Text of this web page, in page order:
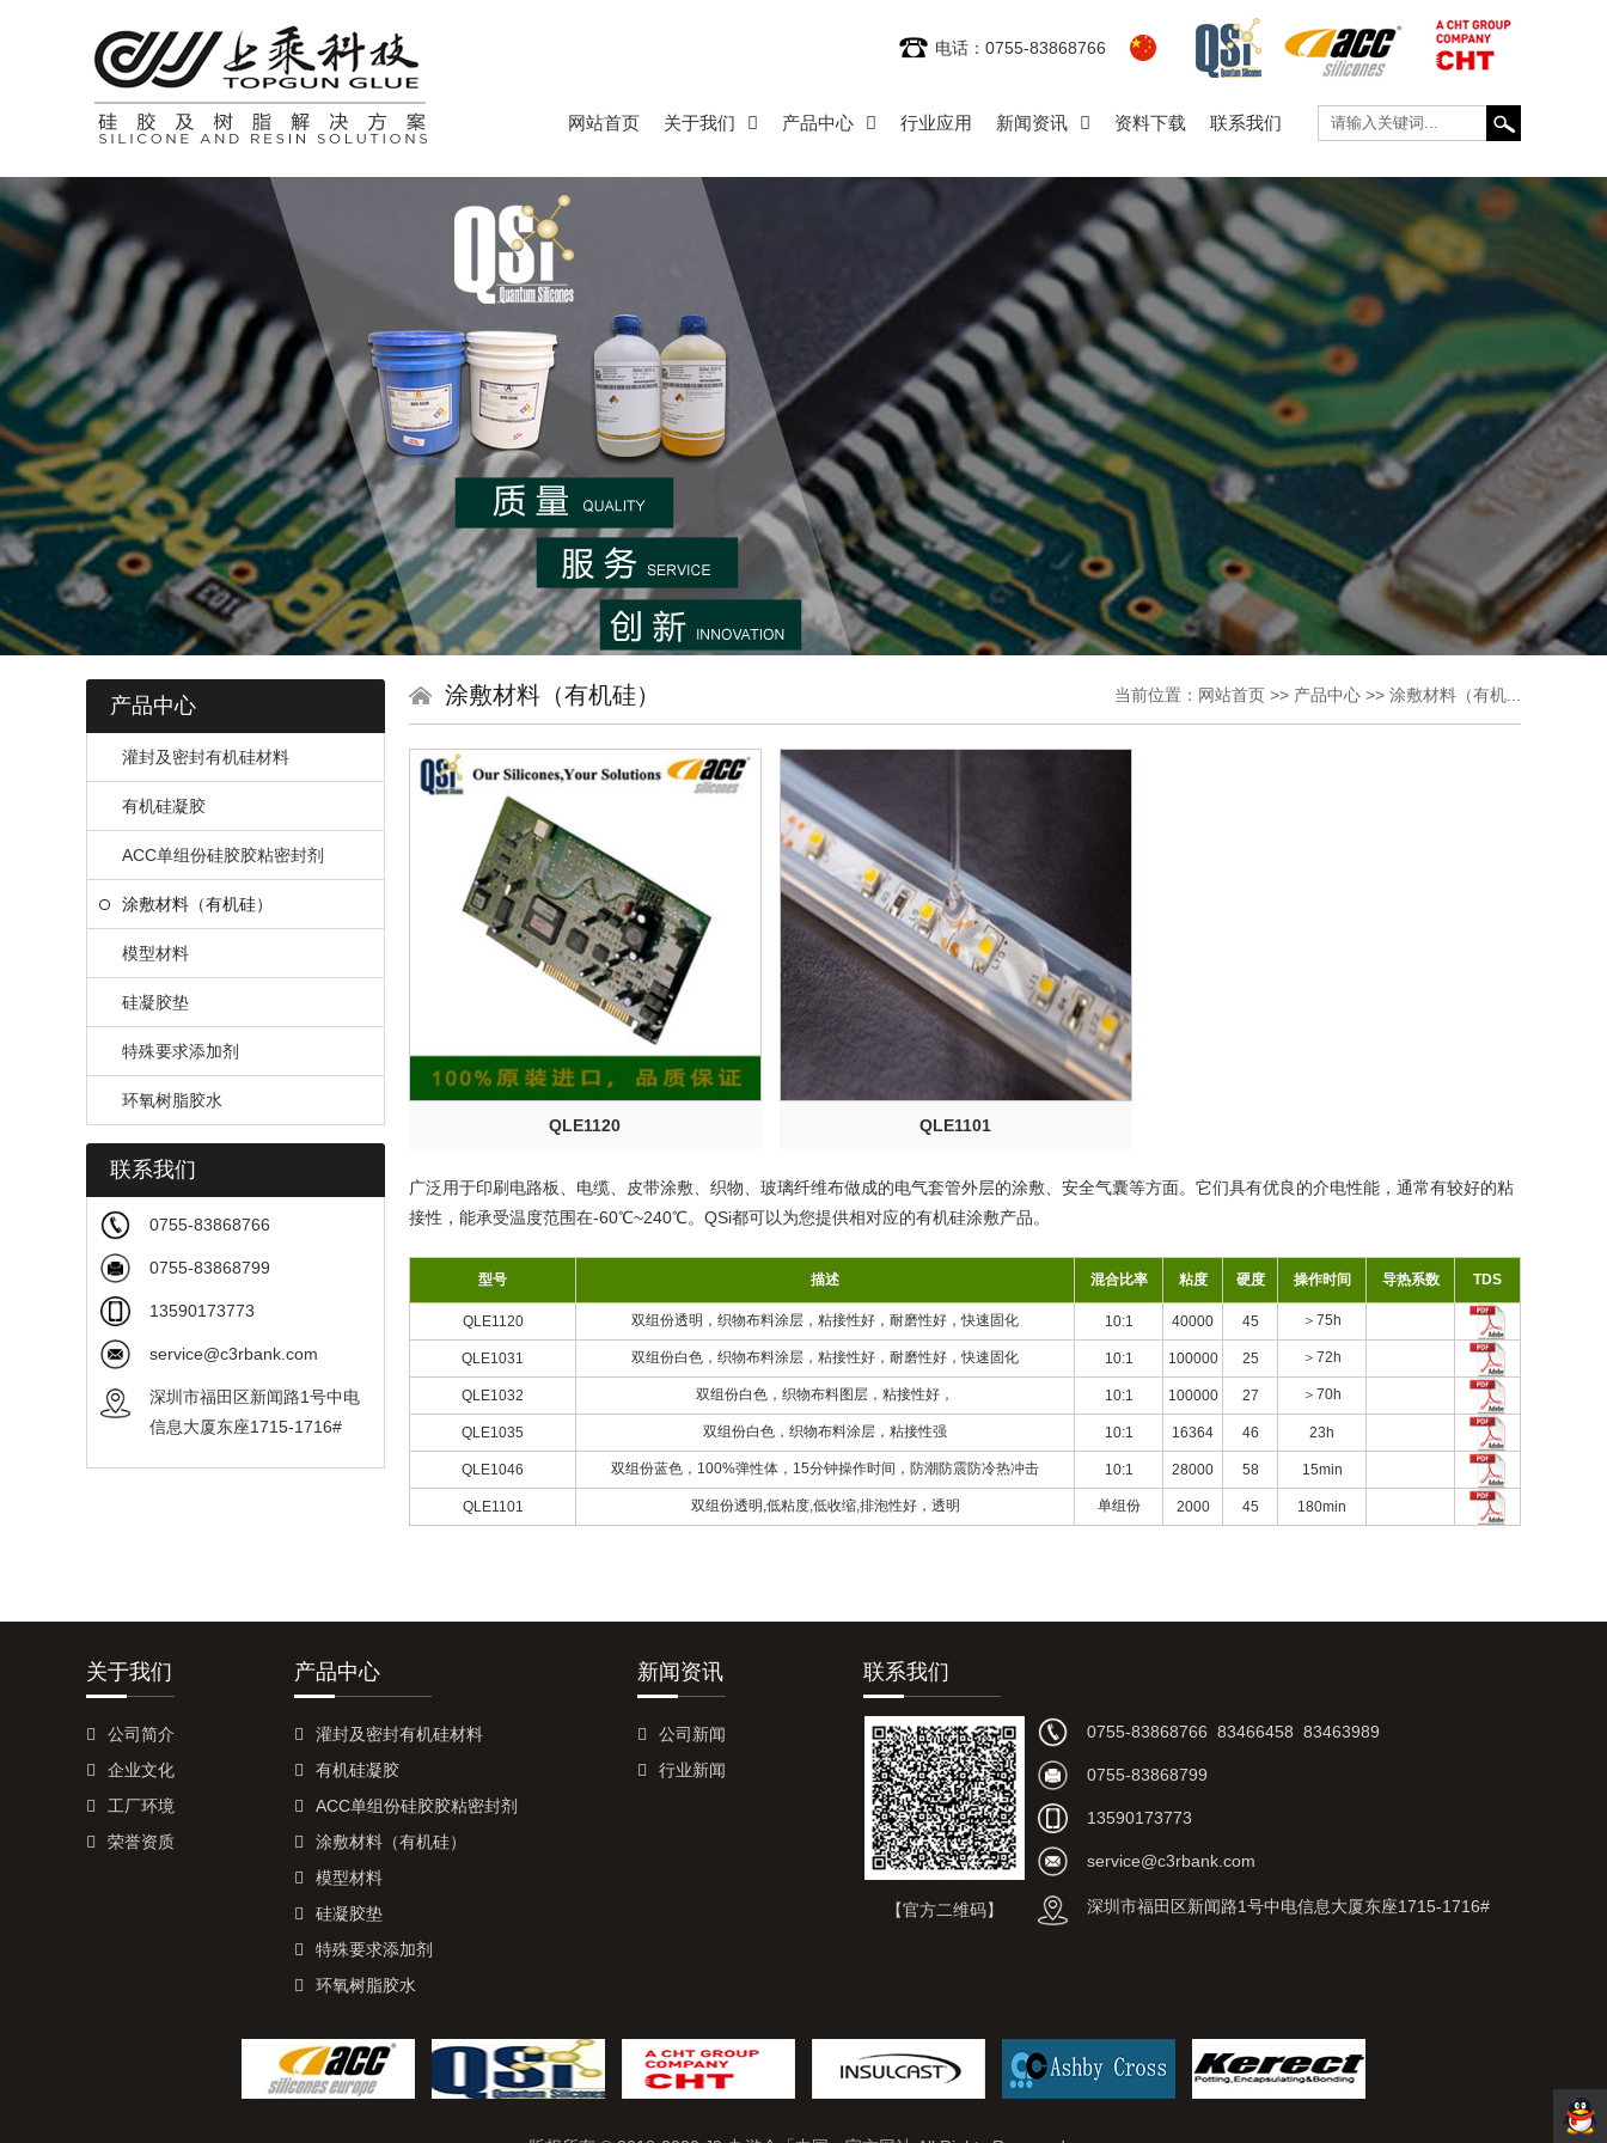
电话：0755-83868766
网站首页 关于我们 产品中心 行业应用 新闻资讯 资料下载 联系我们
产品中心
灌封及密封有机硅材料
有机硅凝胶
ACC单组份硅胶胶粘密封剂
涂敷材料（有机硅）
模型材料
硅凝胶垫
特殊要求添加剂
环氧树脂胶水
联系我们
0755-83868766
0755-83868799
13590173773
service@c3rbank.com
深圳市福田区新闻路1号中电
信息大厦东座1715-1716#
当前位置： 网站首页 >> 产品中心 >> 涂敷材料（有机...
涂敷材料（有机硅）
QLE1120 QLE1101
广泛用于印刷电路板、电缆、皮带涂敷、织物、玻璃纤维布做成的电气套管外层的涂敷、安全气囊等方面。它们具有优良的介电性能，通常有较好的粘
接性，能承受温度范围在-60℃~240℃。QSi都可以为您提供相对应的有机硅涂敷产品。
型号 描述 混合比率 粘度 硬度 操作时间 导热系数 TDS
QLE1120 双组份透明，织物布料涂层，粘接性好，耐磨性好，快速固化 10:1 40000 45 ＞75h
QLE1031 双组份白色，织物布料涂层，粘接性好，耐磨性好，快速固化 10:1 100000 25 ＞72h
QLE1032 双组份白色，织物布料图层，粘接性好， 10:1 100000 27 ＞70h
QLE1035 双组份白色，织物布料涂层，粘接性强 10:1 16364 46 23h
QLE1046 双组份蓝色，100%弹性体，15分钟操作时间，防潮防震防冷热冲击 10:1 28000 58 15min
QLE1101 双组份透明,低粘度,低收缩,排泡性好，透明 单组份 2000 45 180min
关于我们
公司简介
企业文化
工厂环境
荣誉资质
产品中心
灌封及密封有机硅材料
有机硅凝胶
ACC单组份硅胶胶粘密封剂
涂敷材料（有机硅）
模型材料
硅凝胶垫
特殊要求添加剂
环氧树脂胶水
新闻资讯
公司新闻
行业新闻
联系我们
【官方二维码】
0755-83868766 83466458 83463989
0755-83868799
13590173773
service@c3rbank.com
深圳市福田区新闻路1号中电信息大厦东座1715-1716#